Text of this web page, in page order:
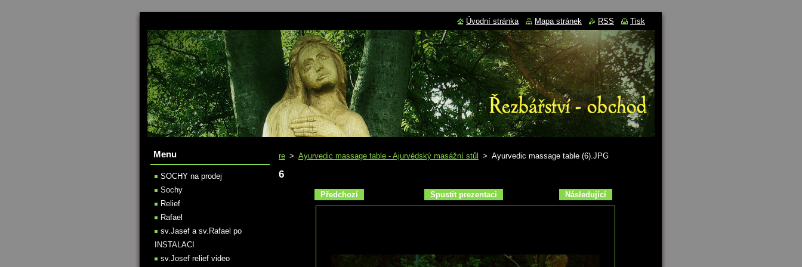
re > Ayurvedic massage table - Ajurvédský masážní stůl > Ayurvedic massage table (6).JPG
6
Předchozí Spustit prezentaci Následující
Menu
SOCHY na prodej
Sochy
Relief
Rafael
sv.Jasef a sv.Rafael po
INSTALACI
sv.Josef relief video
Úvodní stránka Mapa stránek RSS Tisk